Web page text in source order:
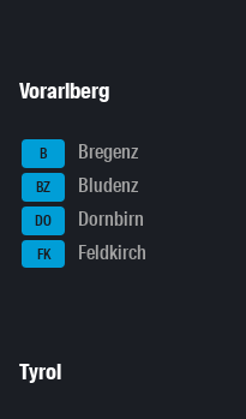
Vorarlberg
B Bregenz
BZ Bludenz
DO Dornbirn
FK Feldkirch
Tyrol